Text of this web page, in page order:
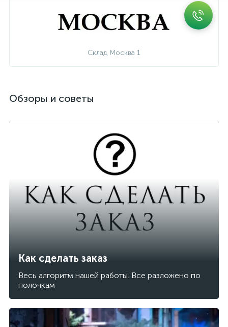
Склад Москва 1
Обзоры и советы
Как сделать заказ
Весь алгоритм нашей работы. Все разложено по
полочкам